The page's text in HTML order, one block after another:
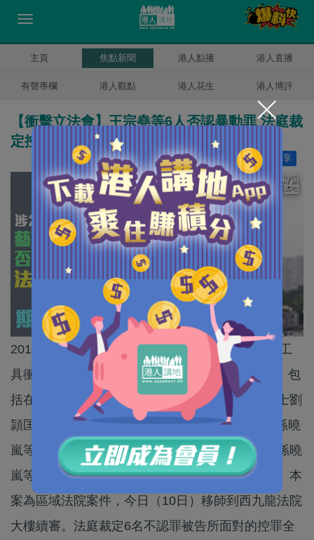
主頁 焦點新聞 港人點播 港人直播
有聲專欄 港人觀點 港人花生 港人博評
【衝擊立法會】王宗堯等6人否認暴動罪 法庭裁
定控罪表證成立
分享
讚好 14
2019年7月1日，有大批反修例示威者以鐵籠車等工
具衝擊立法會大樓，一度佔領會議廳，多人被捕，包
括在35＋初選案中表明認罪而遭還押的民主派人士劉
頴匡，以及藝人王宗堯、前香港大學學生會會長孫曉
嵐等共13人。他們被控參與暴動等罪，劉頴匡和孫曉
嵐等7人早前已認罪，王宗堯等6人則否認暴動罪。本
案為區域法院案件，今日（10日）移師到西九龍法院
大樓續審。法庭裁定6名不認罪被告所面對的控罪全